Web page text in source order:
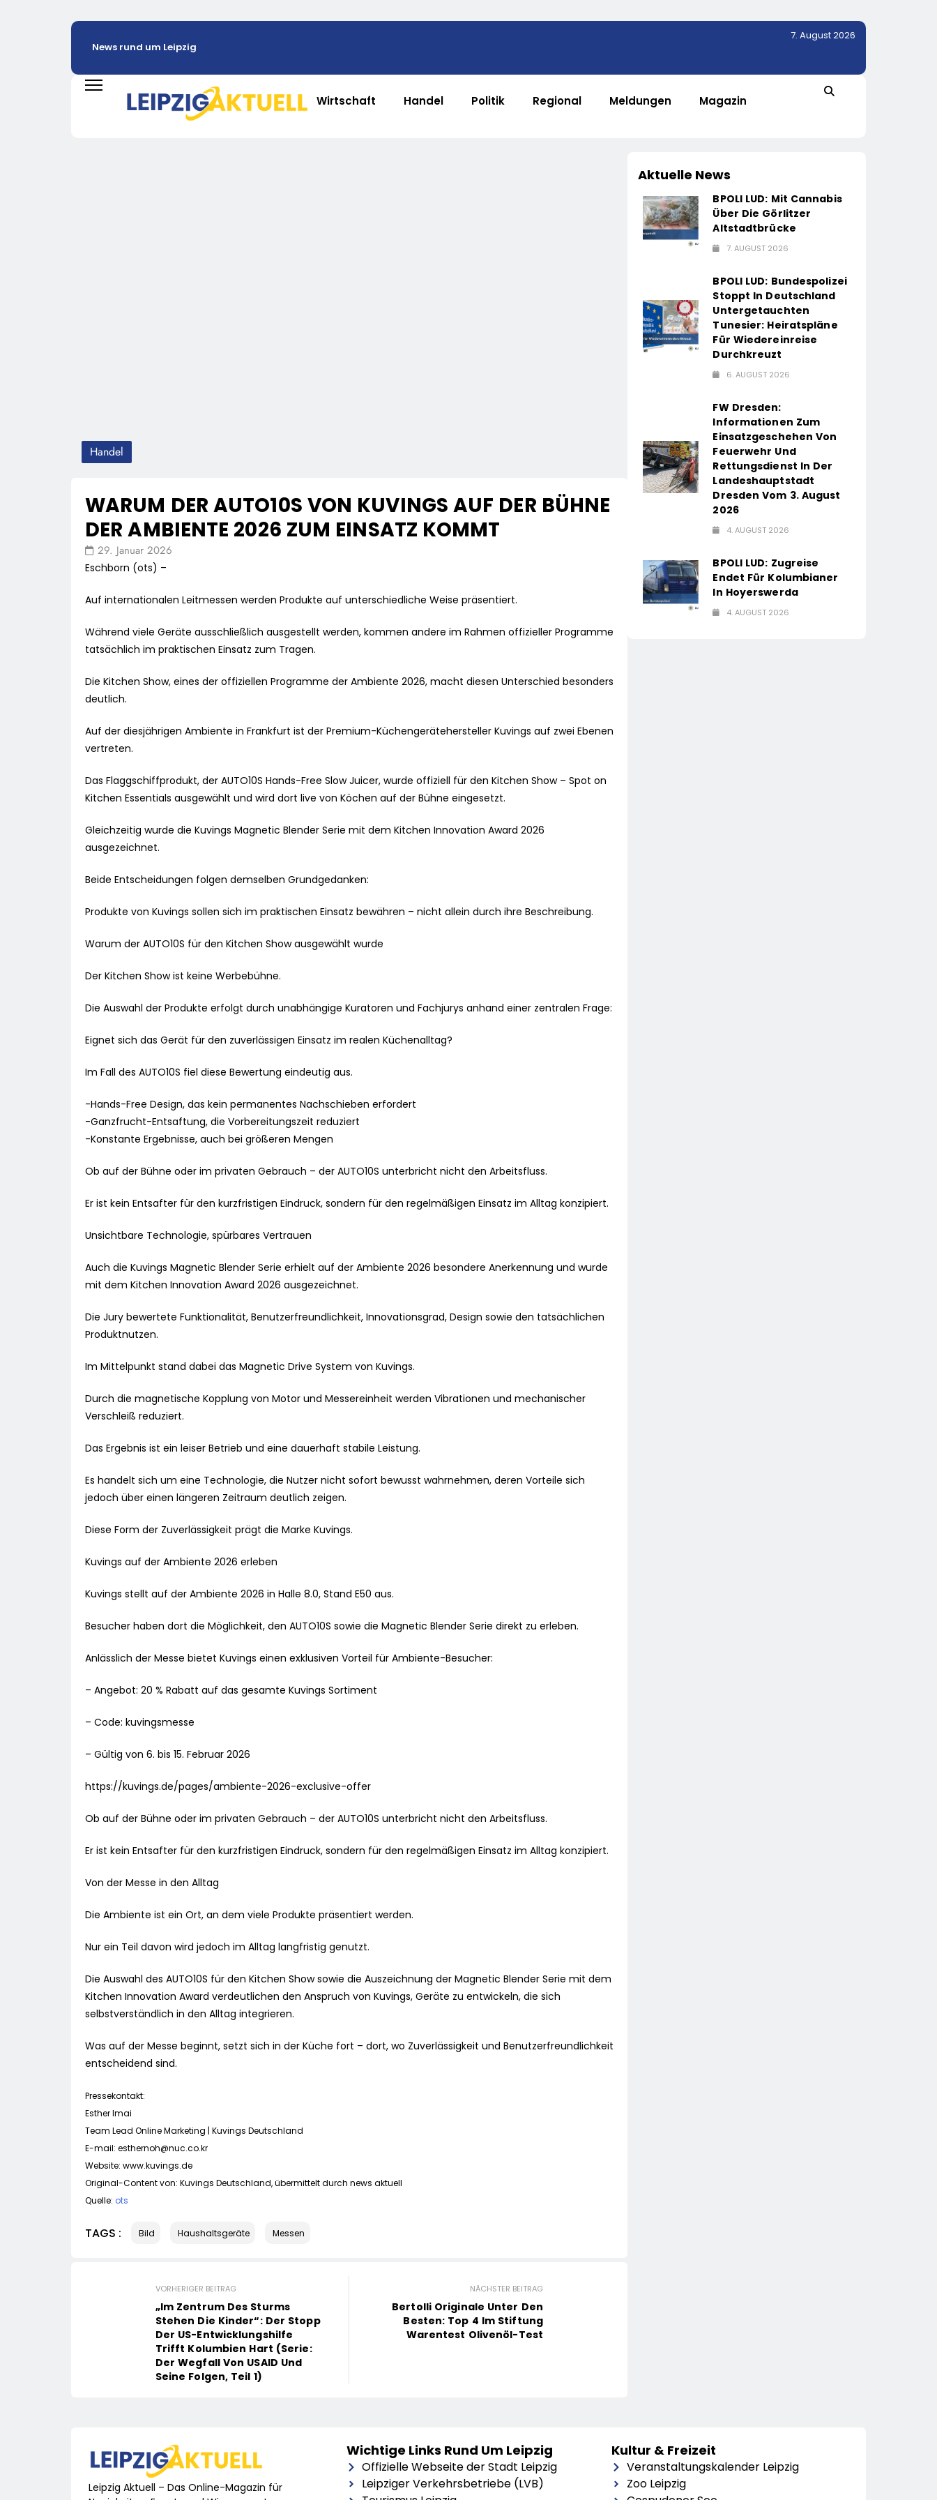
News rund um Leipzig
7. August 2026
Wirtschaft Handel Politik Regional Meldungen Magazin
Handel
WARUM DER AUTO10S VON KUVINGS AUF DER BÜHNE
DER AMBIENTE 2026 ZUM EINSATZ KOMMT
29. Januar 2026
Eschborn (ots) –
Auf internationalen Leitmessen werden Produkte auf unterschiedliche Weise präsentiert.
Während viele Geräte ausschließlich ausgestellt werden, kommen andere im Rahmen offizieller Programme
tatsächlich im praktischen Einsatz zum Tragen.
Die Kitchen Show, eines der offiziellen Programme der Ambiente 2026, macht diesen Unterschied besonders
deutlich.
Auf der diesjährigen Ambiente in Frankfurt ist der Premium-Küchengerätehersteller Kuvings auf zwei Ebenen
vertreten.
Das Flaggschiffprodukt, der AUTO10S Hands-Free Slow Juicer, wurde offiziell für den Kitchen Show – Spot on
Kitchen Essentials ausgewählt und wird dort live von Köchen auf der Bühne eingesetzt.
Gleichzeitig wurde die Kuvings Magnetic Blender Serie mit dem Kitchen Innovation Award 2026
ausgezeichnet.
Beide Entscheidungen folgen demselben Grundgedanken:
Produkte von Kuvings sollen sich im praktischen Einsatz bewähren – nicht allein durch ihre Beschreibung.
Warum der AUTO10S für den Kitchen Show ausgewählt wurde
Der Kitchen Show ist keine Werbebühne.
Die Auswahl der Produkte erfolgt durch unabhängige Kuratoren und Fachjurys anhand einer zentralen Frage:
Eignet sich das Gerät für den zuverlässigen Einsatz im realen Küchenalltag?
Im Fall des AUTO10S fiel diese Bewertung eindeutig aus.
-Hands-Free Design, das kein permanentes Nachschieben erfordert
-Ganzfrucht-Entsaftung, die Vorbereitungszeit reduziert
-Konstante Ergebnisse, auch bei größeren Mengen
Ob auf der Bühne oder im privaten Gebrauch – der AUTO10S unterbricht nicht den Arbeitsfluss.
Er ist kein Entsafter für den kurzfristigen Eindruck, sondern für den regelmäßigen Einsatz im Alltag konzipiert.
Unsichtbare Technologie, spürbares Vertrauen
Auch die Kuvings Magnetic Blender Serie erhielt auf der Ambiente 2026 besondere Anerkennung und wurde
mit dem Kitchen Innovation Award 2026 ausgezeichnet.
Die Jury bewertete Funktionalität, Benutzerfreundlichkeit, Innovationsgrad, Design sowie den tatsächlichen
Produktnutzen.
Im Mittelpunkt stand dabei das Magnetic Drive System von Kuvings.
Durch die magnetische Kopplung von Motor und Messereinheit werden Vibrationen und mechanischer
Verschleiß reduziert.
Das Ergebnis ist ein leiser Betrieb und eine dauerhaft stabile Leistung.
Es handelt sich um eine Technologie, die Nutzer nicht sofort bewusst wahrnehmen, deren Vorteile sich
jedoch über einen längeren Zeitraum deutlich zeigen.
Diese Form der Zuverlässigkeit prägt die Marke Kuvings.
Kuvings auf der Ambiente 2026 erleben
Kuvings stellt auf der Ambiente 2026 in Halle 8.0, Stand E50 aus.
Besucher haben dort die Möglichkeit, den AUTO10S sowie die Magnetic Blender Serie direkt zu erleben.
Anlässlich der Messe bietet Kuvings einen exklusiven Vorteil für Ambiente-Besucher:
– Angebot: 20 % Rabatt auf das gesamte Kuvings Sortiment
– Code: kuvingsmesse
– Gültig von 6. bis 15. Februar 2026
https://kuvings.de/pages/ambiente-2026-exclusive-offer
Ob auf der Bühne oder im privaten Gebrauch – der AUTO10S unterbricht nicht den Arbeitsfluss.
Er ist kein Entsafter für den kurzfristigen Eindruck, sondern für den regelmäßigen Einsatz im Alltag konzipiert.
Von der Messe in den Alltag
Die Ambiente ist ein Ort, an dem viele Produkte präsentiert werden.
Nur ein Teil davon wird jedoch im Alltag langfristig genutzt.
Die Auswahl des AUTO10S für den Kitchen Show sowie die Auszeichnung der Magnetic Blender Serie mit dem
Kitchen Innovation Award verdeutlichen den Anspruch von Kuvings, Geräte zu entwickeln, die sich
selbstverständlich in den Alltag integrieren.
Was auf der Messe beginnt, setzt sich in der Küche fort – dort, wo Zuverlässigkeit und Benutzerfreundlichkeit
entscheidend sind.
Pressekontakt:
Esther Imai
Team Lead Online Marketing | Kuvings Deutschland
E-mail: esthernoh@nuc.co.kr
Website: www.kuvings.de
Original-Content von: Kuvings Deutschland, übermittelt durch news aktuell
Quelle: ots
TAGS : Bild Haushaltsgeräte Messen
VORHERIGER BEITRAG
„Im Zentrum Des Sturms
Stehen Die Kinder“: Der Stopp
Der US-Entwicklungshilfe
Trifft Kolumbien Hart (Serie:
Der Wegfall Von USAID Und
Seine Folgen, Teil 1)
NÄCHSTER BEITRAG
Bertolli Originale Unter Den
Besten: Top 4 Im Stiftung
Warentest Olivenöl-Test
Aktuelle News
BPOLI LUD: Mit Cannabis
Über Die Görlitzer
Altstadtbrücke
7. AUGUST 2026
BPOLI LUD: Bundespolizei
Stoppt In Deutschland
Untergetauchten
Tunesier: Heiratspläne
Für Wiedereinreise
Durchkreuzt
6. AUGUST 2026
FW Dresden:
Informationen Zum
Einsatzgeschehen Von
Feuerwehr Und
Rettungsdienst In Der
Landeshauptstadt
Dresden Vom 3. August
2026
4. AUGUST 2026
BPOLI LUD: Zugreise
Endet Für Kolumbianer
In Hoyerswerda
4. AUGUST 2026
Leipzig Aktuell – Das Online-Magazin für
Wichtige Links Rund Um Leipzig
Offizielle Webseite der Stadt Leipzig
Leipziger Verkehrsbetriebe (LVB)
Kultur & Freizeit
Veranstaltungskalender Leipzig
Zoo Leipzig